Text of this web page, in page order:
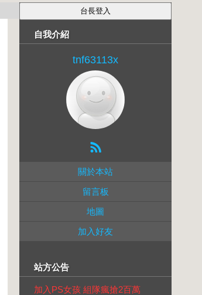
自我介紹
tnf63113x
關於本站
留言板
地圖
加入好友
站方公告
加入PS女孩 組隊瘋搶2百萬